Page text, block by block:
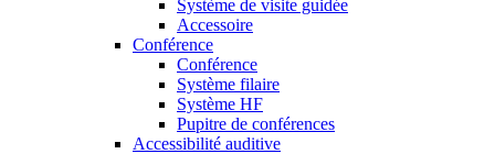
Système de visite guidée
Accessoire
Conférence
Conférence
Système filaire
Système HF
Pupitre de conférences
Accessibilité auditive